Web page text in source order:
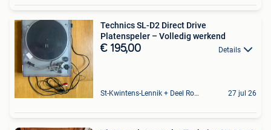
Technics SL-D2 Direct Drive
Platenspeler – Volledig werkend
€ 195,00 Details
St-Kwintens-Lennik + Deel Roosdaal 27 jul 26